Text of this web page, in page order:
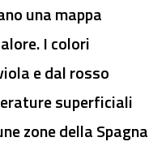
una mappa
I colori
e dal rosso
superficiali
zone della Spagna